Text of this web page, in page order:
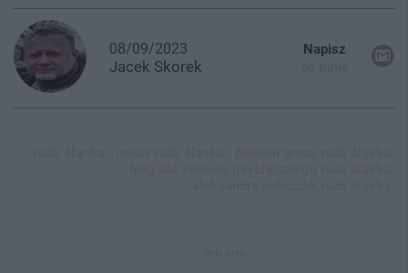
08/09/2023
Jacek Skorek
Napisz